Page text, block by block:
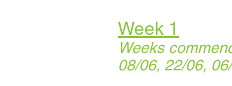
Week 1
Weeks
08/06, 22/06,